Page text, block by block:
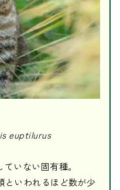
euptilurus
いない固有種。
といわれるほど数が少